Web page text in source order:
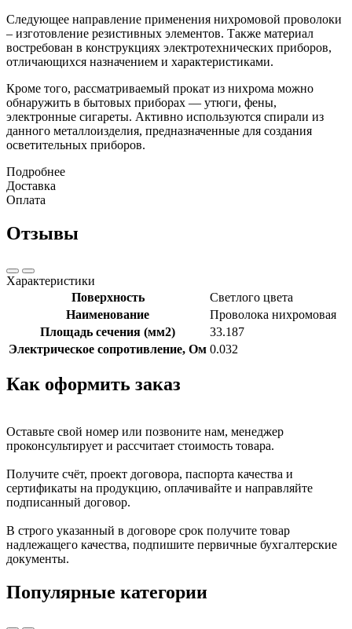
Следующее направление применения нихромовой проволоки
– изготовление резистивных элементов. Также материал
востребован в конструкциях электротехнических приборов,
отличающихся назначением и характеристиками.
Кроме того, рассматриваемый прокат из нихрома можно
обнаружить в бытовых приборах — утюги, фены,
электронные сигареты. Активно используются спирали из
данного металлоизделия, предназначенные для создания
осветительных приборов.
Подробнее
Доставка
Оплата
Отзывы
Характеристики
Поверхность
Светлого цвета
Наименование
Проволока нихромовая
Площадь сечения (мм2)
33.187
Электрическое сопротивление, Ом 0.032
Как оформить заказ
Оставьте свой номер или позвоните нам, менеджер
проконсультирует и рассчитает стоимость товара.
Получите счёт, проект договора, паспорта качества и
сертификаты на продукцию, оплачивайте и направляйте
подписанный договор.
В строго указанный в договоре срок получите товар
надлежащего качества, подпишите первичные бухгалтерские
документы.
Популярные категории